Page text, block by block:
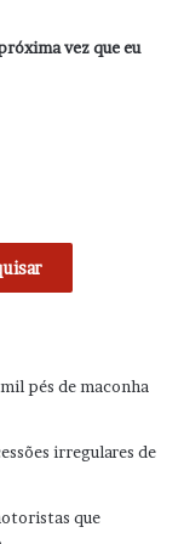
vez que eu
pés de maconha
irregulares de
que